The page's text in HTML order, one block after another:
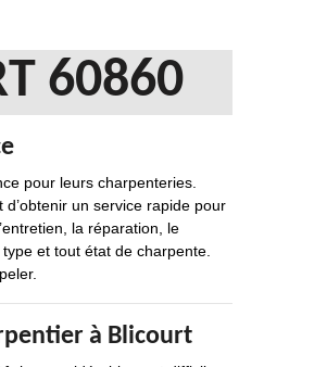
60860
pour leurs charpenteries.
un service rapide pour
la réparation, le
et tout état de charpente.
à Blicourt